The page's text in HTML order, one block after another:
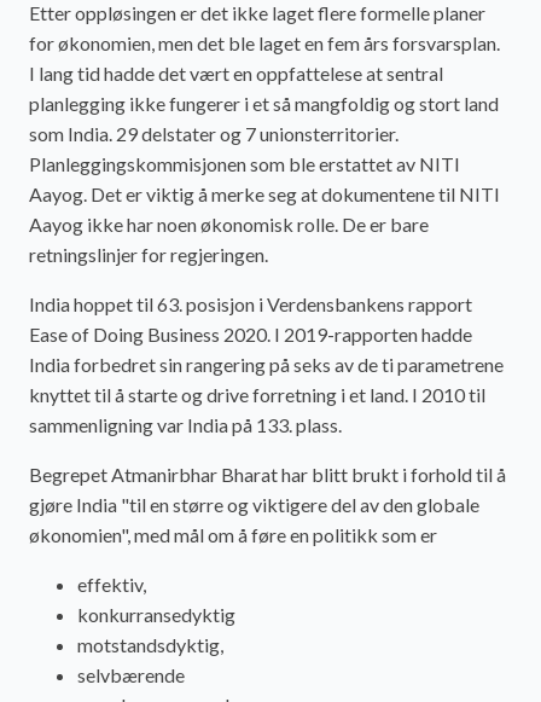
Etter oppløsingen er det ikke laget flere formelle planer
for økonomien, men det ble laget en fem års forsvarsplan.
I lang tid hadde det vært en oppfattelese at sentral
planlegging ikke fungerer i et så mangfoldig og stort land
som India. 29 delstater og 7 unionsterritorier.
Planleggingskommisjonen som ble erstattet av NITI
Aayog. Det er viktig å merke seg at dokumentene til NITI
Aayog ikke har noen økonomisk rolle. De er bare
retningslinjer for regjeringen.
India hoppet til 63. posisjon i Verdensbankens rapport
Ease of Doing Business 2020. I 2019-rapporten hadde
India forbedret sin rangering på seks av de ti parametrene
knyttet til å starte og drive forretning i et land. I 2010 til
sammenligning var India på 133. plass.
Begrepet Atmanirbhar Bharat har blitt brukt i forhold til å
gjøre India "til en større og viktigere del av den globale
økonomien", med mål om å føre en politikk som er
effektiv,
konkurransedyktig
motstandsdyktig,
selvbærende